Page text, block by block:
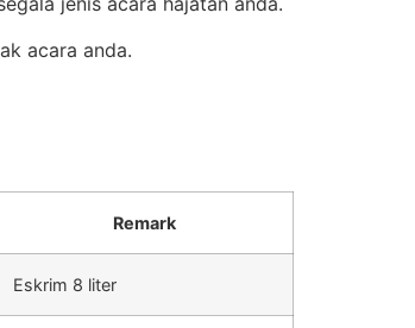
acara anda.
Remark
Eskrim 8 liter